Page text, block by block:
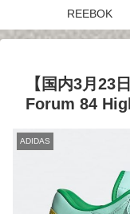
REEBOK
【国内3月
Forum 84
ADIDAS